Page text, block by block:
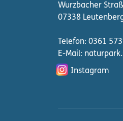
Wurzbacher
07338
Telefon: 0361
E-Mail:
Instagram